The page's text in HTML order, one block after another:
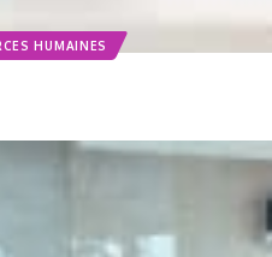
HUMAINES